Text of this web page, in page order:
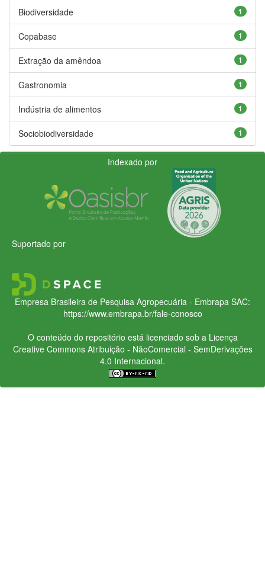
1
Biodiversidade
1
Copabase
1
Extração da amêndoa
1
Gastronomia
1
Indústria de alimentos
1
Sociobiodiversidade
Indexado por
Suportado por
Empresa Brasileira de Pesquisa Agropecuária - Embrapa SAC:
https://www.embrapa.br/fale-conosco
O conteúdo do repositório está licenciado sob a Licença
Creative CommonsAtribuição - NãoComercial - SemDerivações
4.0 Internacional.